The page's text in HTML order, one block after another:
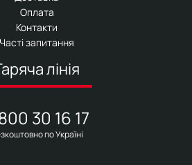
Оплата
Контакти
Часті запитання
лінія
30 16 17
по Україні